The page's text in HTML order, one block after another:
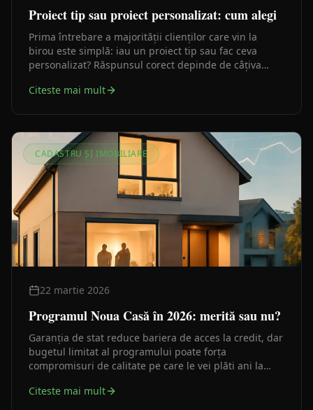
Proiect tip sau proiect personalizat: cum alegi
Prima întrebare a majorității clienților care vin la
birou este simplă: iau un proiect tip sau fac ceva
personalizat? Răspunsul corect depinde de câțiva
discuție cu arhitectul.
Citeste mai mult
CADASTRU ȘI IMOBILIARE
22 martie 2026
Programul Noua Casă în 2026: merită sau nu?
Garanția de stat reduce bariera de acces la credit, dar
bugetul limitat al programului poate forța
compromisuri de calitate pe care le vei plăti ani la
Citeste mai mult